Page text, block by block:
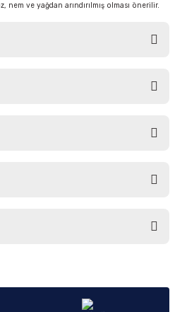
ve yağdan arındırılmış olması önerilir.
formunu kullanarak tarafımıza
yorumu siz yapın!